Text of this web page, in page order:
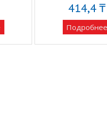
414,4 ₸
Подробнее